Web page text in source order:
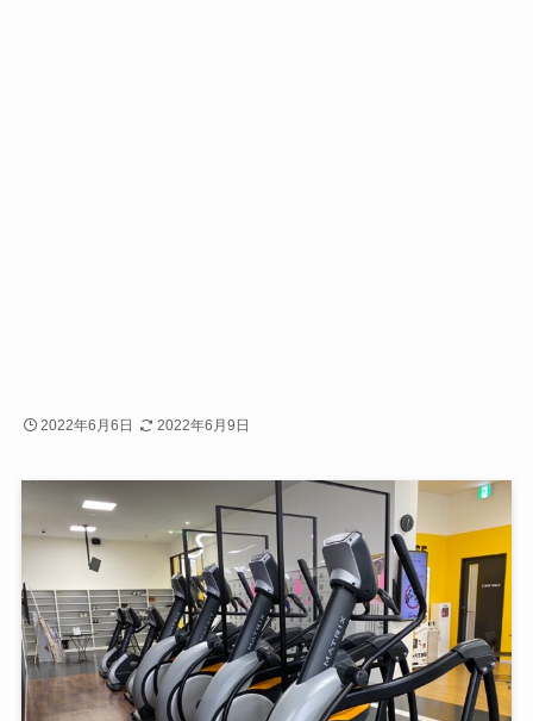
2022年6月6日 2022年6月9日